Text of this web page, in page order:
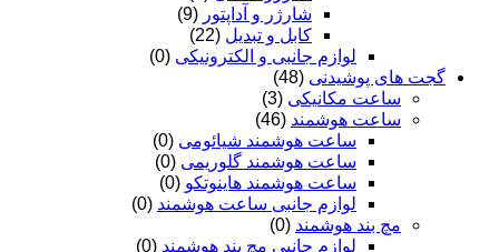
شارژر و آداپتور (9)
کابل و تبدیل (22)
لوازم جانبی و الکترونیکی (0)
گجت های پوشیدنی (48)
ساعت مکانیکی (3)
ساعت هوشمند (46)
ساعت هوشمند شیائومی (0)
ساعت هوشمند گلوریمی (0)
ساعت هوشمند هاینوتکو (0)
لوازم جانبی ساعت هوشمند (0)
مچ بند هوشمند (0)
لوازم جانبی مچ بند هوشمند (0)